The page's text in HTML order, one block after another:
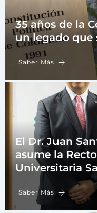
35 años de la
un legado que
Saber Más
El Dr. Juan
asume la
Universitaria
Saber Más